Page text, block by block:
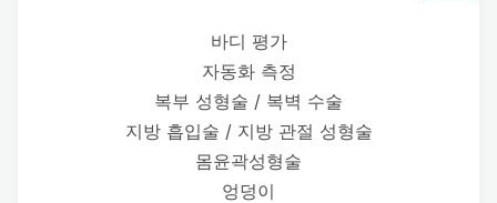
바디 평가
자동화 측정
복부 성형술 / 복벽 수술
지방 흡입술 / 지방 관절 성형술
몸윤곽성형술
엉덩이